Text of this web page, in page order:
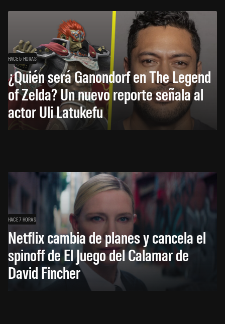
HACE 5 HORAS
¿Quién será Ganondorf en The Legend
of Zelda? Un nuevo reporte señala al
actor Uli Latukefu
HACE 7 HORAS
Netflix cambia de planes y cancela el
spinoff de El Juego del Calamar de
David Fincher